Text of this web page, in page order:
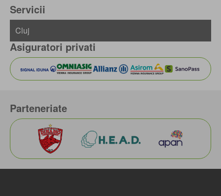
Servicii
Asiguratori privati
Parteneriate